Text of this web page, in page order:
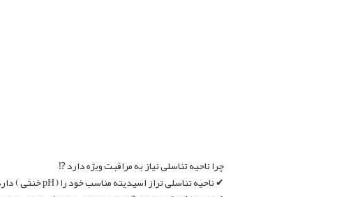
چرا ناحیه تناسلی نیاز به مراقبت ویژه دارد ⁉
✔ ناحیه تناسلی تراز اسیدیته مناسب خود را ( pH خنثی ) دارد.